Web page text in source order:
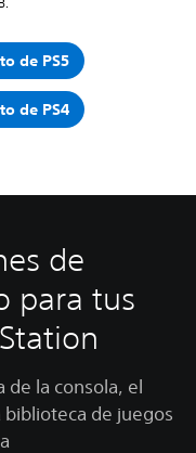
de PS5
de PS4
de
para tus
de la consola, el
de juegos